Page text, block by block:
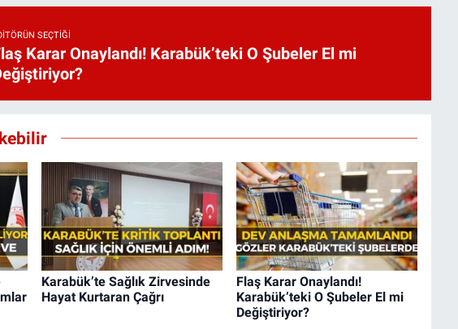
SEÇTIĞI
Karar Onaylandı! Karabük’teki O Şubeler El mi
Karabük’te Sağlık Zirvesinde
Hayat Kurtaran Çağrı
Flaş Karar Onaylandı!
Karabük’teki O Şubeler El mi
Değiştiriyor?